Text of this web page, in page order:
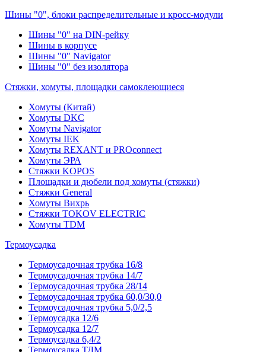
Шины "0", блоки распределительные и кросс-модули
Шины "0" на DIN-рейку
Шины в корпусе
Шины "0" Navigator
Шины "0" без изолятора
Стяжки, хомуты, площадки самоклеющиеся
Хомуты (Китай)
Хомуты DKC
Хомуты Navigator
Хомуты IEK
Хомуты REXANT и PROconnect
Хомуты ЭРА
Стяжки KOPOS
Площадки и дюбели под хомуты (стяжки)
Стяжки General
Хомуты Вихрь
Стяжки TOKOV ELECTRIC
Хомуты TDM
Термоусадка
Термоусадочная трубка 16/8
Термоусадочная трубка 14/7
Термоусадочная трубка 28/14
Термоусадочная трубка 60,0/30,0
Термоусадочная трубка 5,0/2,5
Термоусадка 12/6
Термоусадка 12/7
Термоусадка 6,4/2
Термоусадка ТДМ